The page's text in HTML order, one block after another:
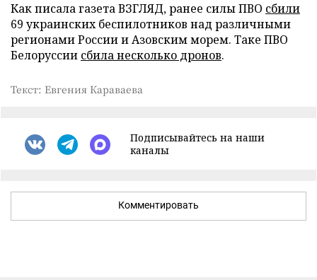
Как писала газета ВЗГЛЯД, ранее силы ПВО сбили
69 украинских беспилотников над различными
регионами России и Азовским морем. Таке ПВО
Белоруссии сбила несколько дронов.
Текст: Евгения Караваева
Подписывайтесь на наши
каналы
Комментировать